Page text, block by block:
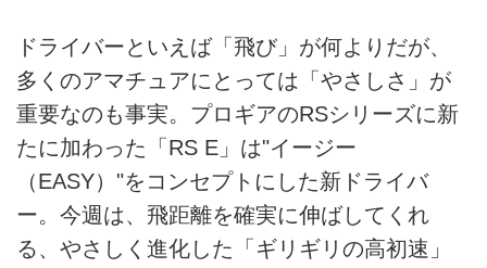
ドライバーといえば「飛び」が何よりだが、
多くのアマチュアにとっては「やさしさ」が
重要なのも事実。プロギアのRSシリーズに新
たに加わった「RS E」は"イージー
（EASY）"をコンセプトにした新ドライバ
ー。今週は、飛距離を確実に伸ばしてくれ
る、やさしく進化した「ギリギリの高初速」